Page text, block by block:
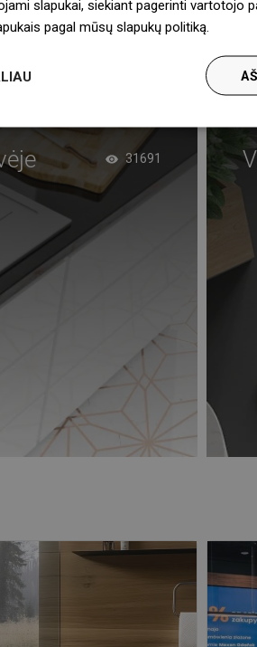
31691
slapukai, siekiant pagerinti vartotojo
pagal mūsų slapukų politiką.